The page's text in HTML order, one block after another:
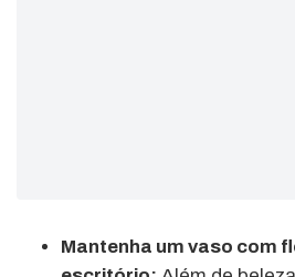
Mantenha um vaso com